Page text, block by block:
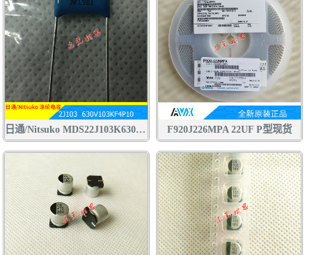
日通/Nitsuko MDS22J103K630V CBB电容 聚丙烯 聚酯膜 涤纶 金属膜 电容 F920J226MPA 22UF P型现货